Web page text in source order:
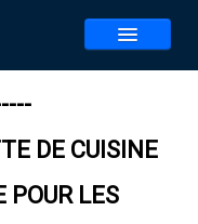
DE CUISINE
POUR LES